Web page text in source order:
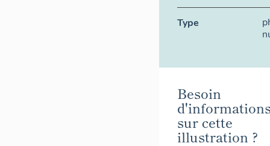
Type
Besoin
sur cette
illustration ?